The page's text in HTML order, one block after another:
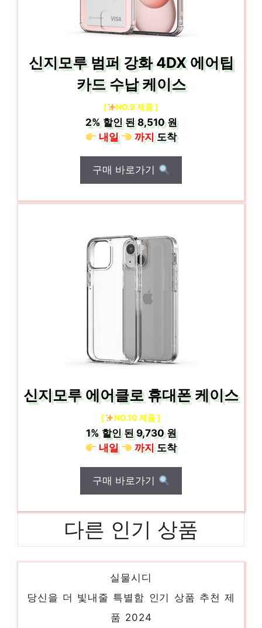
신지모루 범퍼 강화 4DX 에어팁
카드 수납 케이스
[ NO.9 제품 ]
2%할인 된8,510 원
내일
까지도착
구매 바로가기
신지모루 에어클로 휴대폰 케이스
[ NO.10 제품 ]
1%할인 된9,730 원
내일
까지도착
구매 바로가기
다른 인기 상품
PS5 스텔라 블레이드 한글판 새상품 일반판
실물시디
당신을 더 빛내줄 특별함 인기 상품 추천 제
품 2024